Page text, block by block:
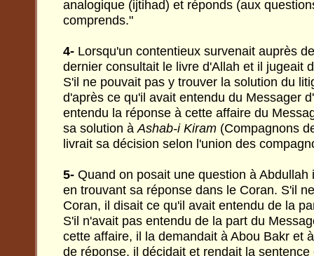
analogique (ijtihad) et réponds (aux
comprends."
4- Lorsqu'un contentieux survenait auprès
dernier consultait le livre d'Allah et il jugeait
S'il ne pouvait pas y trouver la solution du
d'après ce qu'il avait entendu du Messager
entendu la réponse à cette affaire du
sa solution àAshab-i Kiram (Compagnons
livrait sa décision selon l'union des
5- Quand on posait une question à Abdullah
en trouvant sa réponse dans le Coran. S'il
Coran, il disait ce qu'il avait entendu de la
S'il n'avait pas entendu de la part du
cette affaire, il la demandait à Abou Bakr et
de réponse, il décidait et rendait la